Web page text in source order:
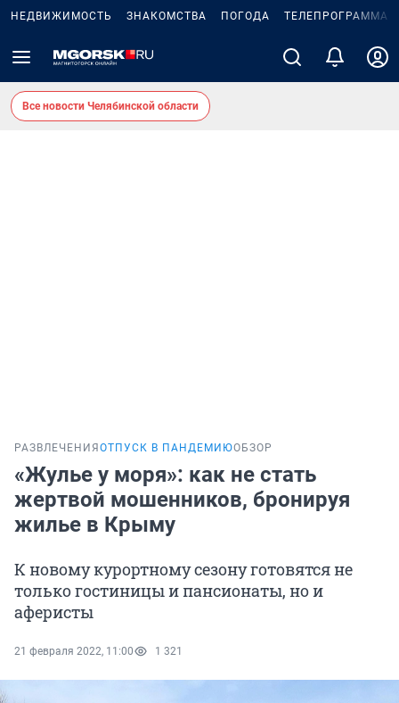
НЕДВИЖИМОСТЬ ЗНАКОМСТВА ПОГОДА ТЕЛЕПРОГРАММА
Все новости Челябинской области
РАЗВЛЕЧЕНИЯ ОТПУСК В ПАНДЕМИЮОБЗОР
«Жулье у моря»: как не стать
жертвой мошенников, бронируя
жилье в Крыму
К новому курортному сезону готовятся не
только гостиницы и пансионаты, но и
аферисты
21 февраля 2022, 11:00 1 321